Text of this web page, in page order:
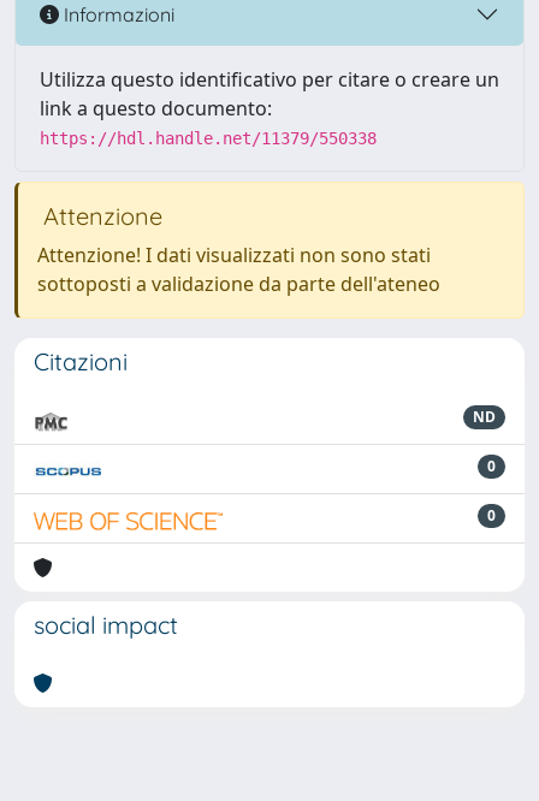
Informazioni
Utilizza questo identificativo per citare o creare un
link a questo documento:
https://hdl.handle.net/11379/550338
Attenzione
Attenzione! I dati visualizzati non sono stati
sottoposti a validazione da parte dell'ateneo
Citazioni
ND
0
0
social impact